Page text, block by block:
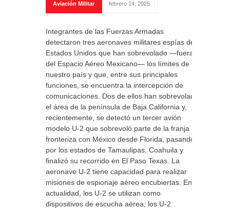
Aviación Militar febrero 14, 2025
Integrantes de las Fuerzas Armadas
detectaron tres aeronaves militares espías de
Estados Unidos que han sobrevolado —fuera
del Espacio Aéreo Mexicano— los límites de
nuestro país y que, entre sus principales
funciones, se encuentra la intercepción de
comunicaciones. Dos de ellos han sobrevolado
el área de la península de Baja California y,
recientemente, se detectó un tercer avión
modelo U-2 que sobrevoló parte de la franja
fronteriza con México desde Florida, pasando
por los estados de Tamaulipas, Coahuila y
finalizó su recorrido en El Paso Texas. La
aeronave U-2 tiene capacidad para realizar
misiones de espionaje aéreo encubiertas. En la
actualidad, los U-2 se utilizan como
dispositivos de escucha aérea; los U-2